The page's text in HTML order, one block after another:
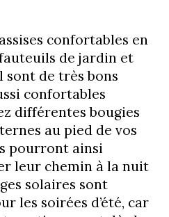
confortables en
fauteuils de jardin et
sont de très bons
confortables
différentes bougies
au pied de vos
pourront ainsi
leur chemin à la nuit
solaires sont
les soirées d’été, car